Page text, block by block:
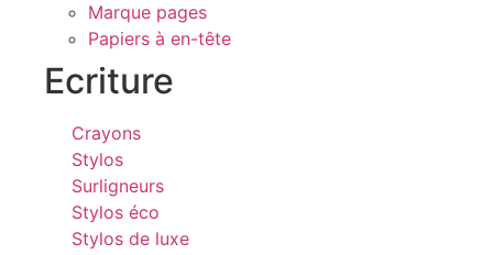
Marque pages
Papiers à en-tête
Ecriture
Crayons
Stylos
Surligneurs
Stylos éco
Stylos de luxe